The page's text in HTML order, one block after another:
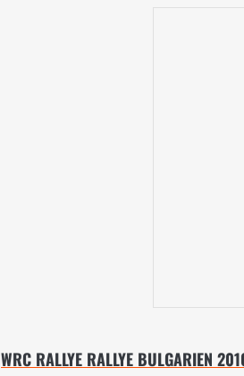
WRC RALLYE RALLYE BULGARIEN